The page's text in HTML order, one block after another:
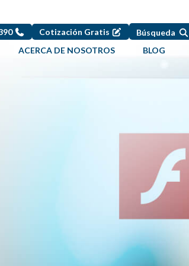
Cotización Gratis Búsqueda
ACERCA DE NOSOTROS BLOG